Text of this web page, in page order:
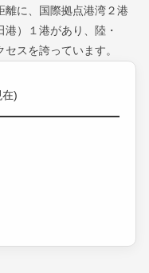
離に、国際拠点港湾２港
港）１港があり、陸・
スを誇っています。
)